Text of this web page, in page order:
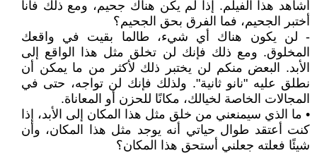
أشاهد هذا الفيلم. إذا لم يكن هناك جحيم، ومع ذلك فأنا
أختبر الجحيم، فما الفرق بحق الجحيم؟
- لن يكون هناك أي شيء، طالما بقيت في واقعك
المخلوق. ومع ذلك فإنك لن تخلق مثل هذا الواقع إلى
الأبد. البعض منكم لن يختبر ذلك لأكثر من ما يمكن أن
نطلق عليه "نانو ثانية". ولذلك فإنك لن تواجه، حتى في
المجالات الخاصة لخيالك، مكانًا للحزن أو المعاناة.
• ما الذي سيمنعني من خلق مثل هذا المكان إلى الأبد، إذا
كنت أعتقد طوال حياتي أنه يوجد مثل هذا المكان، وأن
شيئًا فعلته جعلني أستحق هذا المكان؟